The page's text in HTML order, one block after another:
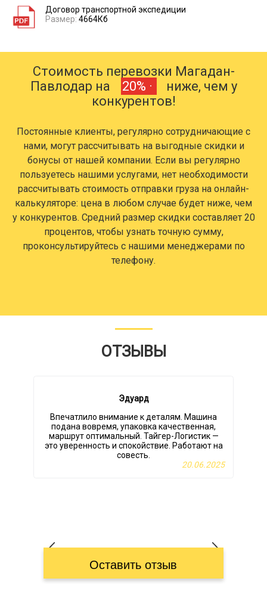
Договор транспортной экспедиции
Размер: 4664Кб
Стоимость перевозки Магадан-
Павлодар на
20% ·
ниже, чем у
конкурентов!
Постоянные клиенты, регулярно сотрудничающие с
нами, могут рассчитывать на выгодные скидки и
бонусы от нашей компании. Если вы регулярно
пользуетесь нашими услугами, нет необходимости
рассчитывать стоимость отправки груза на онлайн-
калькуляторе: цена в любом случае будет ниже, чем
у конкурентов. Средний размер скидки составляет 20
процентов, чтобы узнать точную сумму,
проконсультируйтесь с нашими менеджерами по
телефону.
ОТЗЫВЫ
Эдуард
Впечатлило внимание к деталям. Машина
подана вовремя, упаковка качественная,
маршрут оптимальный. Тайгер-Логистик —
это уверенность и спокойствие. Работают на
совесть.
20.06.2025
Оставить отзыв